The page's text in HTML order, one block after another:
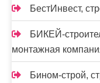
БестИнвест,
БИКЕЙ-
монтажная
Бином-строй,